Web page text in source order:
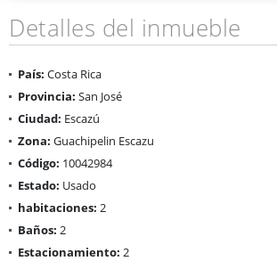
Detalles del inmueble
País: Costa Rica
Provincia: San José
Ciudad: Escazú
Zona: Guachipelin Escazu
Código: 10042984
Estado: Usado
habitaciones: 2
Baños: 2
Estacionamiento: 2